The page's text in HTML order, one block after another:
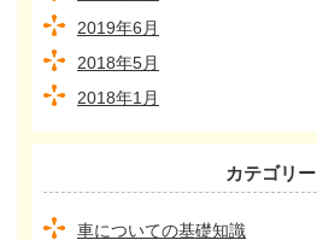
2019年6月
2018年5月
2018年1月
カテゴリー
車についての基礎知識